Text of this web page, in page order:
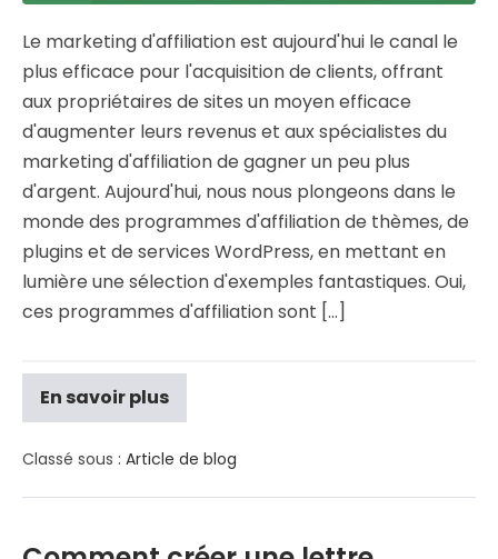
Le marketing d'affiliation est aujourd'hui le canal le
plus efficace pour l'acquisition de clients, offrant
aux propriétaires de sites un moyen efficace
d'augmenter leurs revenus et aux spécialistes du
marketing d'affiliation de gagner un peu plus
d'argent. Aujourd'hui, nous nous plongeons dans le
monde des programmes d'affiliation de thèmes, de
plugins et de services WordPress, en mettant en
lumière une sélection d'exemples fantastiques. Oui,
ces programmes d'affiliation sont [...]
En savoir plus
Classé sous : Article de blog